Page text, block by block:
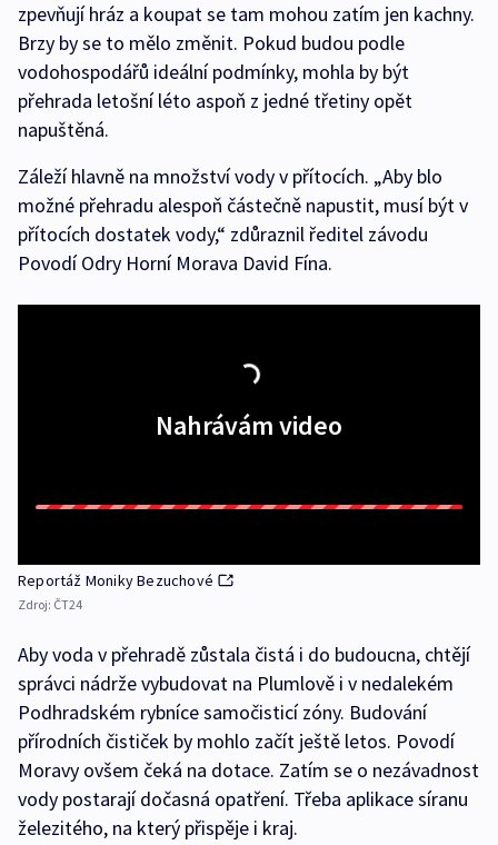
zpevňují hráz a koupat se tam mohou zatím jen kachny.
Brzy by se to mělo změnit. Pokud budou podle
vodohospodářů ideální podmínky, mohla by být
přehrada letošní léto aspoň z jedné třetiny opět
napuštěná.
Záleží hlavně na množství vody v přítocích. „Aby blo
možné přehradu alespoň částečně napustit, musí být v
přítocích dostatek vody,“ zdůraznil ředitel závodu
Povodí Odry Horní Morava David Fína.
Nahrávám video
Reportáž Moniky Bezuchové
Zdroj: ČT24
Aby voda v přehradě zůstala čistá i do budoucna, chtějí
správci nádrže vybudovat na Plumlově i v nedalekém
Podhradském rybníce samočisticí zóny. Budování
přírodních čističek by mohlo začít ještě letos. Povodí
Moravy ovšem čeká na dotace. Zatím se o nezávadnost
vody postarají dočasná opatření. Třeba aplikace síranu
železitého, na který přispěje i kraj.